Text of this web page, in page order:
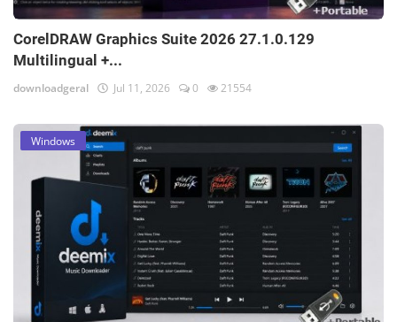
CorelDRAW Graphics Suite 2026 27.1.0.129
Multilingual +...
downloadgeral Jul 11, 2026 0 21554
Windows